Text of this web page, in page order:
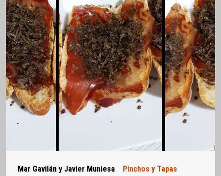
Mar Gavilán y Javier Muniesa Pinchos y Tapas